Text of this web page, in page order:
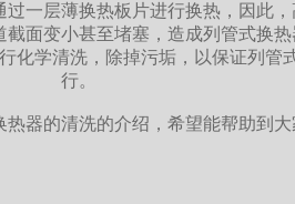
层薄换热板片进行换热，因此，
面变小甚至堵塞，造成列管式换
化学清洗，除掉污垢，以保证列管
行。
热器的清洗的介绍，希望能帮助到大